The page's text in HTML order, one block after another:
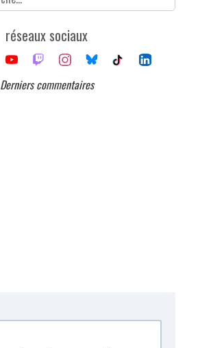
réseaux sociaux
Derniers commentaires